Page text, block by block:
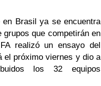
Brasil ya se encuentra
que competirán en
realizó un ensayo del
el próximo viernes y dio a
los 32 equipos